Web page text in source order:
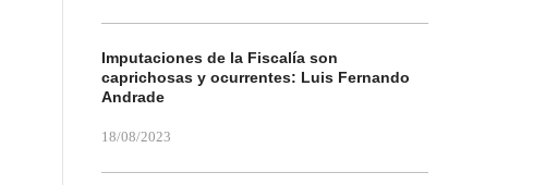
Imputaciones de la Fiscalía son
caprichosas y ocurrentes: Luis Fernando
Andrade
18/08/2023